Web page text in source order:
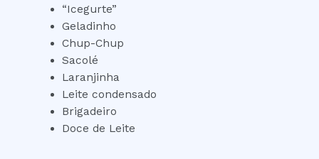
“Icegurte”
Geladinho
Chup-Chup
Sacolé
Laranjinha
Leite condensado
Brigadeiro
Doce de Leite